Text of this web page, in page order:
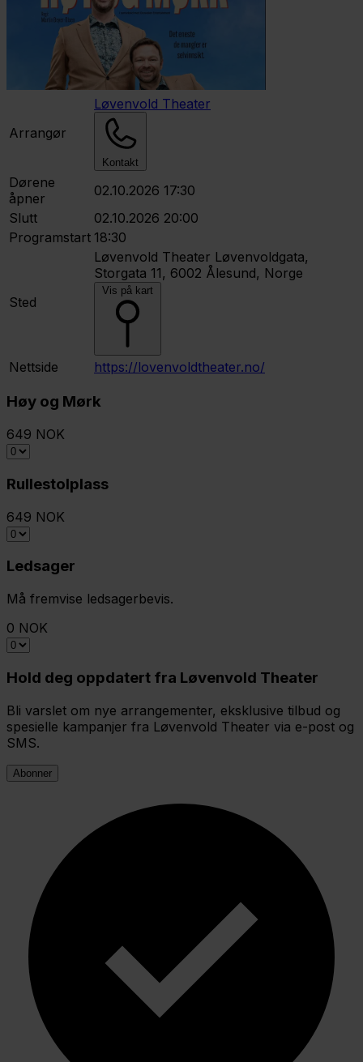
Arrangør
Løvenvold Theater
Kontakt
Dørene
åpner
02.10.2026 17:30
Slutt
02.10.2026 20:00
Programstart 18:30
Sted
Løvenvold Theater Løvenvoldgata,
Storgata 11, 6002 Ålesund, Norge
Vis på kart
Nettside https://lovenvoldtheater.no/
Høy og Mørk
649 NOK
Rullestolplass
649 NOK
Ledsager
Må fremvise ledsagerbevis.
0 NOK
Hold deg oppdatert fra Løvenvold Theater
Bli varslet om nye arrangementer, eksklusive tilbud og
spesielle kampanjer fra Løvenvold Theater via e-post og
SMS.
Abonner